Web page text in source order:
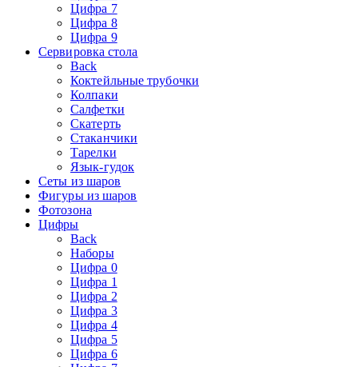
Цифра 7
Цифра 8
Цифра 9
Сервировка стола
Back
Коктейльные трубочки
Колпаки
Салфетки
Скатерть
Стаканчики
Тарелки
Язык-гудок
Сеты из шаров
Фигуры из шаров
Фотозона
Цифры
Back
Наборы
Цифра 0
Цифра 1
Цифра 2
Цифра 3
Цифра 4
Цифра 5
Цифра 6